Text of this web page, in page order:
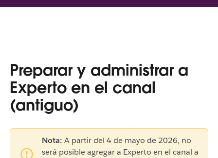
Preparar y administrar a
Experto en el canal
(antiguo)
Nota: A partir del 4 de mayo de 2026, no
será posible agregar a Experto en el canal a